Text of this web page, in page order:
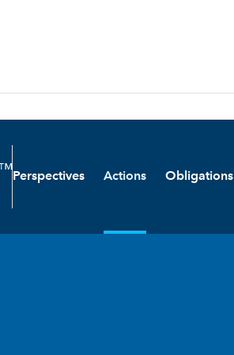
Perspectives Actions Obligations